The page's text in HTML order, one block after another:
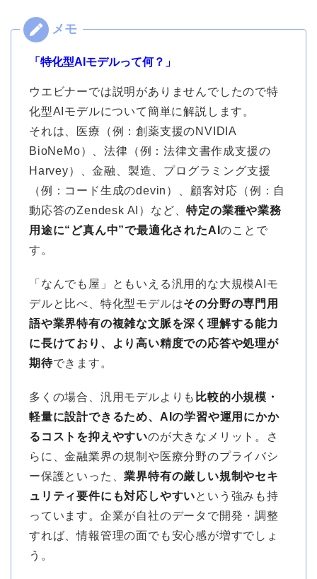
「特化型AIモデルって何？」
ウエビナーでは説明がありませんでしたので特
化型AIモデルについて簡単に解説します。
それは、医療（例：創薬支援のNVIDIA
BioNeMo）、法律（例：法律文書作成支援の
Harvey）、金融、製造、プログラミング支援
（例：コード生成のdevin）、顧客対応（例：自
動応答のZendesk AI）など、特定の業種や業務
用途に“ど真ん中”で最適化されたAIのことで
す。
「なんでも屋」ともいえる汎用的な大規模AIモ
デルと比べ、特化型モデルはその分野の専門用
語や業界特有の複雑な文脈を深く理解する能力
に長けており、より高い精度での応答や処理が
期待できます。
多くの場合、汎用モデルよりも 比較的小規模・
軽量に設計できるため、AIの学習や運用にかか
るコストを抑えやすいのが大きなメリット。さ
らに、金融業界の規制や医療分野のプライバシ
ー保護といった、業界特有の厳しい規制やセキ
ュリティ要件にも対応しやすいという強みも持
っています。企業が自社のデータで開発・調整
すれば、情報管理の面でも安心感が増すでしょ
う。